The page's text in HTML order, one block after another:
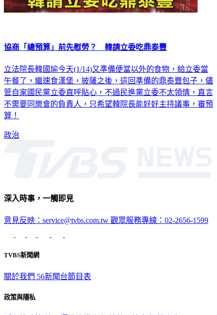
協商「總預算」前先慰勞？ 韓請立委吃鼎泰豐
立法院長韓國瑜今天(1/14)又準備便當以外的食物，給立委當
午餐了，繼速食漢堡，披薩之後，這回準備的鼎泰豐包子，儘
管自家國民黨立委直呼貼心，不過民進黨立委不太領情，直言
不需要同樂會的負責人，只希望韓院長能好好主持議事，審預
算！
政治
深入時事，一觸即見
意見反映：service@tvbs.com.tw 觀眾服務專線：02-2656-1599
TVBS新聞網
關於我們 56新聞台節目表
政策與隱私